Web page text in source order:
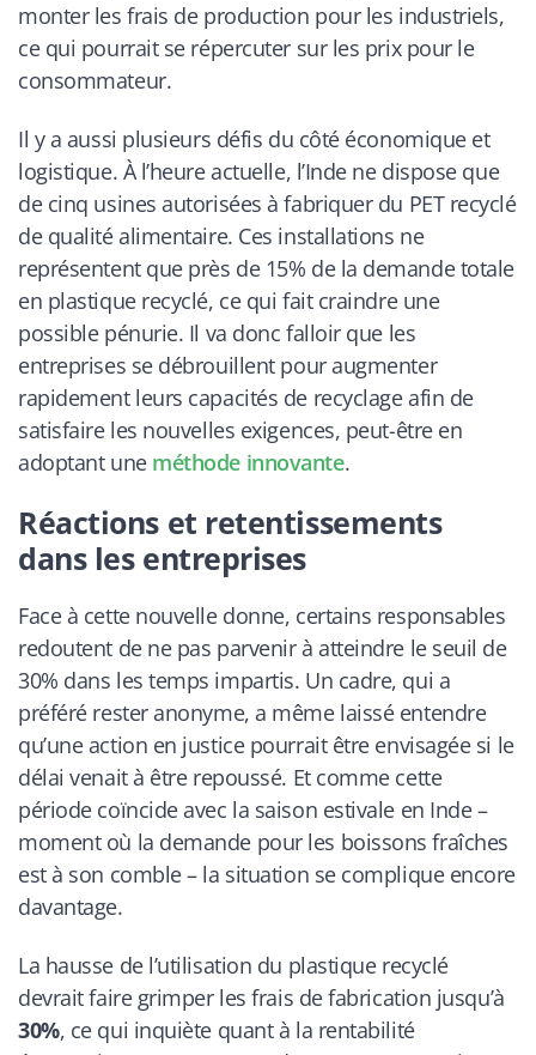
monter les frais de production pour les industriels,
ce qui pourrait se répercuter sur les prix pour le
consommateur.
Il y a aussi plusieurs défis du côté économique et
logistique. À l’heure actuelle, l’Inde ne dispose que
de cinq usines autorisées à fabriquer du PET recyclé
de qualité alimentaire. Ces installations ne
représentent que près de 15% de la demande totale
en plastique recyclé, ce qui fait craindre une
possible pénurie. Il va donc falloir que les
entreprises se débrouillent pour augmenter
rapidement leurs capacités de recyclage afin de
satisfaire les nouvelles exigences, peut-être en
adoptant une méthode innovante.
Réactions et retentissements
dans les entreprises
Face à cette nouvelle donne, certains responsables
redoutent de ne pas parvenir à atteindre le seuil de
30% dans les temps impartis. Un cadre, qui a
préféré rester anonyme, a même laissé entendre
qu’une action en justice pourrait être envisagée si le
délai venait à être repoussé. Et comme cette
période coïncide avec la saison estivale en Inde –
moment où la demande pour les boissons fraîches
est à son comble – la situation se complique encore
davantage.
La hausse de l’utilisation du plastique recyclé
devrait faire grimper les frais de fabrication jusqu’à
30%, ce qui inquiète quant à la rentabilité